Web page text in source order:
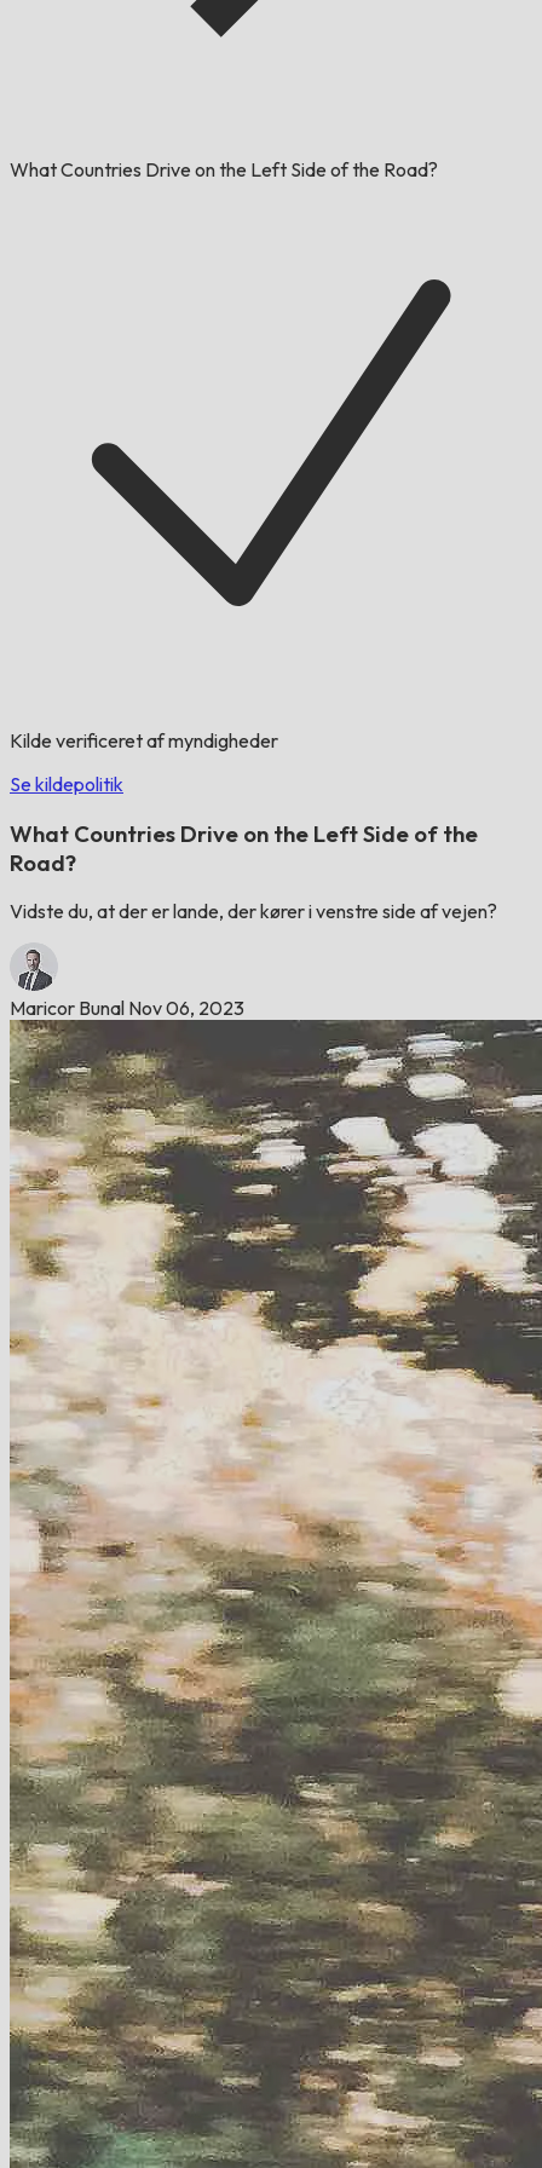
What Countries Drive on the Left Side of the Road?
Kilde verificeret af myndigheder
Se kildepolitik
What Countries Drive on the Left Side of the
Road?
Vidste du, at der er lande, der kører i venstre side af vejen?
Maricor Bunal Nov 06, 2023